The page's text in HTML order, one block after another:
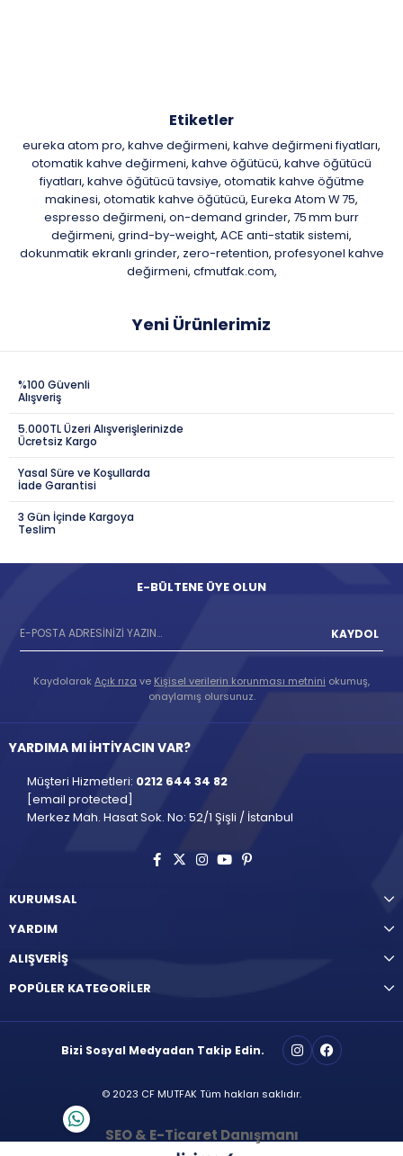
Etiketler
eureka atom pro, kahve değirmeni, kahve değirmeni fiyatları,
otomatik kahve değirmeni, kahve öğütücü, kahve öğütücü
fiyatları, kahve öğütücü tavsiye, otomatik kahve öğütme
makinesi, otomatik kahve öğütücü, Eureka Atom W 75,
espresso değirmeni, on-demand grinder, 75 mm burr
değirmeni, grind-by-weight, ACE anti-statik sistemi,
dokunmatik ekranlı grinder, zero-retention, profesyonel kahve
değirmeni, cfmutfak.com,
Yeni Ürünlerimiz
%100 Güvenli
Alışveriş
5.000TL Üzeri Alışverişlerinizde
Ücretsiz Kargo
Yasal Süre ve Koşullarda
İade Garantisi
3 Gün İçinde Kargoya
Teslim
E-BÜLTENE ÜYE OLUN
KAYDOL
KaydolarakAçık rıza ve Kişisel verilerin korunması metnini okumuş,
onaylamış olursunuz.
YARDIMA MI İHTİYACIN VAR?
Müşteri Hizmetleri: 0212 644 34 82
[email protected]
Merkez Mah. Hasat Sok. No: 52/1 Şişli / İstanbul
KURUMSAL
YARDIM
ALIŞVERİŞ
POPÜLER KATEGORİLER
Bizi Sosyal Medyadan Takip Edin.
© 2023 CF MUTFAK Tüm hakları saklıdır.
SEO & E-Ticaret Danışmanı